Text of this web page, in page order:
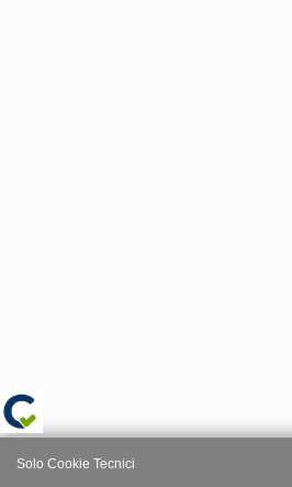
Solo Cookie Tecnici